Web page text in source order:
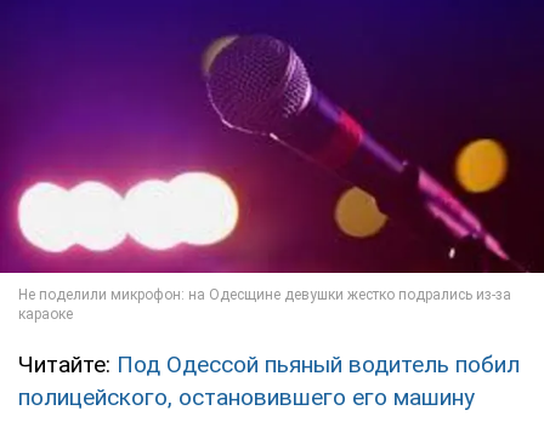
Читайте: Под Одессой пьяный водитель побил
полицейского, остановившего его машину